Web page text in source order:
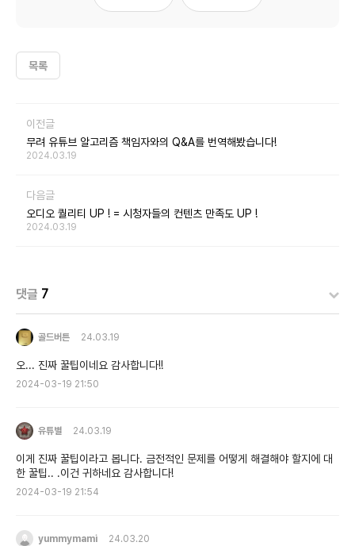
목록
이전글
무려 유튜브 알고리즘 책임자와의 Q&A를 번역해봤습니다!
2024.03.19
다음글
오디오 퀄리티 UP ! = 시청자들의 컨텐츠 만족도 UP !
2024.03.19
댓글 7
골드버튼 24.03.19
오... 진짜 꿀팁이네요 감사합니다!!
2024-03-19 21:50
유튜별 24.03.19
이게 진짜 꿀팁이라고 봅니다. 금전적인 문제를 어떻게 해결해야 할지에 대
한 꿀팁.. .이건 귀하네요 감사합니다!
2024-03-19 21:54
yummymami 24.03.20